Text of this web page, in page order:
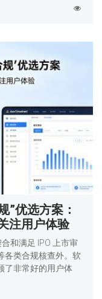
”优选方案：
注用户体验
和满足 IPO 上市审
各类合规核查外。软
了非常好的用户体